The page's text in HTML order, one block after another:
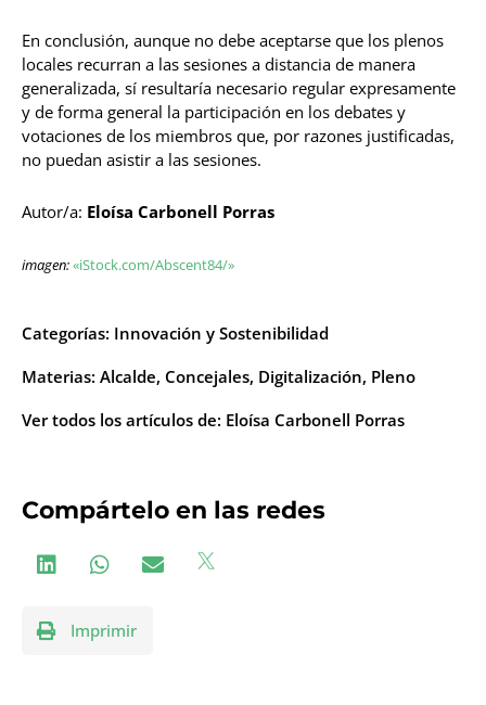
En conclusión, aunque no debe aceptarse que los plenos
locales recurran a las sesiones a distancia de manera
generalizada, sí resultaría necesario regular expresamente
y de forma general la participación en los debates y
votaciones de los miembros que, por razones justificadas,
no puedan asistir a las sesiones.
Autor/a: Eloísa Carbonell Porras
imagen:«iStock.com/Abscent84/»
Categorías: Innovación y Sostenibilidad
Materias: Alcalde, Concejales, Digitalización, Pleno
Ver todos los artículos de: Eloísa Carbonell Porras
Compártelo en las redes
Imprimir